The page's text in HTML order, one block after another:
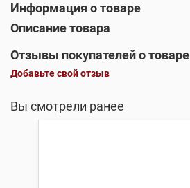
Информация о товаре
Описание товара
Отзывы покупателей о товаре
Добавьте свой отзыв
Вы смотрели ранее